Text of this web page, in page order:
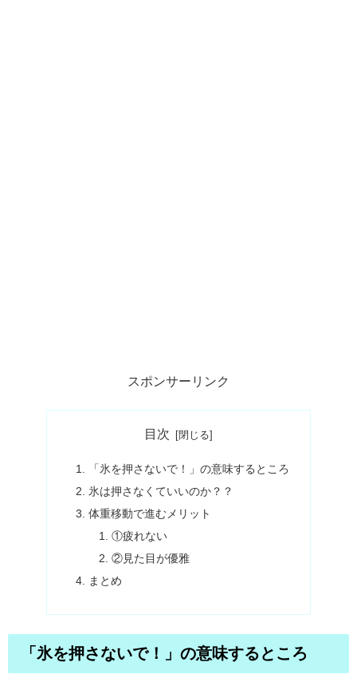
スポンサーリンク
目次
「氷を押さないで！」の意味するところ
氷は押さなくていいのか？？
体重移動で進むメリット
①疲れない
②見た目が優雅
まとめ
「氷を押さないで！」の意味するところ